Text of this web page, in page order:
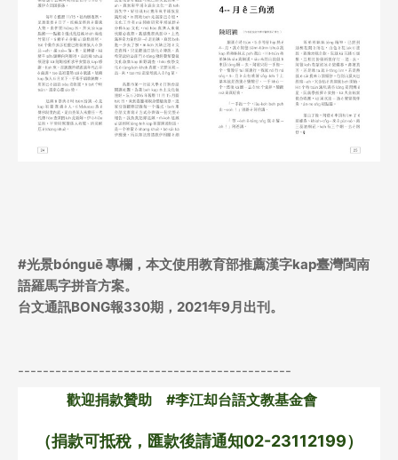
#光景bónguē專欄， 本文使用教育部推薦漢字kap臺灣閩南
語羅馬字拼音方案。
台文通訊BONG報330期，2021年9月出刊。
--------------------------------------------
歡迎捐款贊助　#李江却台語文教基金會
（捐款可抵稅，匯款後請通知02-23112199）